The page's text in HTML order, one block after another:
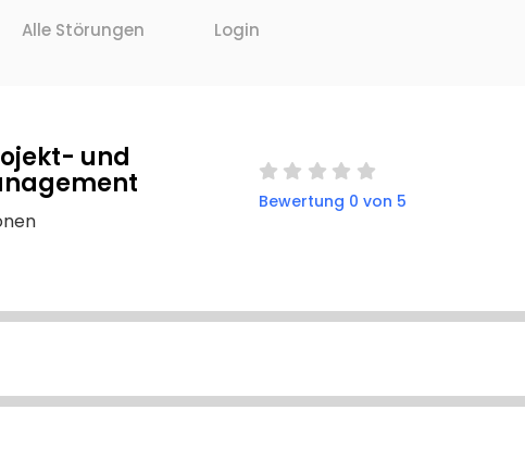
Alle Störungen Login
und
Bewertung 0 von 5